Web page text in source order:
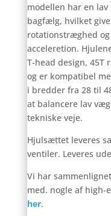
modellen har en
bagfælg, hvilket
rotationstræghed
acceleretion.
T-head design, 45T
og er kompatibel
i bredder fra 28 til
at balancere lav
tekniske veje.
Hjulsættet leveres
ventiler. Leveres
Vi har
med. nogle af high-
her.